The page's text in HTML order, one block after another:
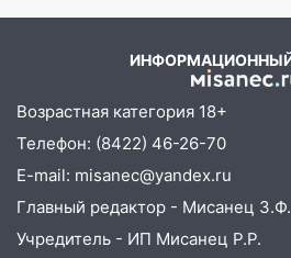
06:00 Четыре года
за плесень на стенах
05:00 Кому 6 августа
прибыль, а кому —
прочность
05.08.2026
22:58 Соцсети: на
ДТП с мотоциклистом
Возрастная категория 18+
Телефон: (8422) 46-26-70
E-mail: misanec@yandex.ru
Главный редактор - Мисанец З.Ф.
Учредитель - ИП Мисанец Р.Р.